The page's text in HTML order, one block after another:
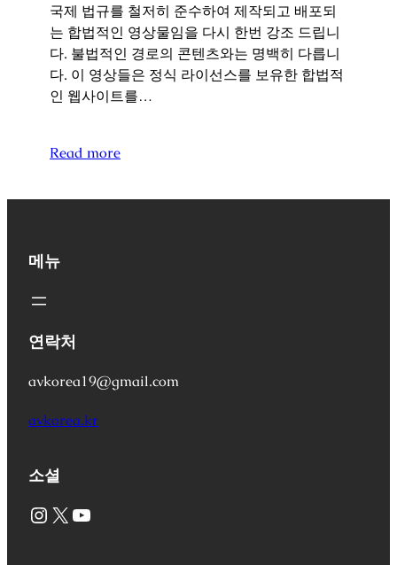
국제 법규를 철저히 준수하여 제작되고 배포되
는 합법적인 영상물임을 다시 한번 강조 드립니
다. 불법적인 경로의 콘텐츠와는 명백히 다릅니
다. 이 영상들은 정식 라이선스를 보유한 합법적
인 웹사이트를…
Read more
메뉴
연락처
avkorea19@gmail.com
avkorea.kr
소셜
Instagram X YouTube